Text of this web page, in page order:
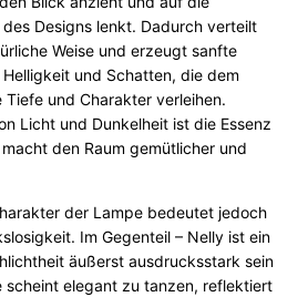
Designs lenkt. Dadurch verteilt
Weise und erzeugt sanfte
und Schatten, die dem
Tiefe und Charakter verleihen.
Licht und Dunkelheit ist die Essenz
den Raum gemütlicher und
der Lampe bedeutet jedoch
Im Gegenteil – Nelly ist ein
äußerst ausdrucksstark sein
scheint elegant zu tanzen, reflektiert